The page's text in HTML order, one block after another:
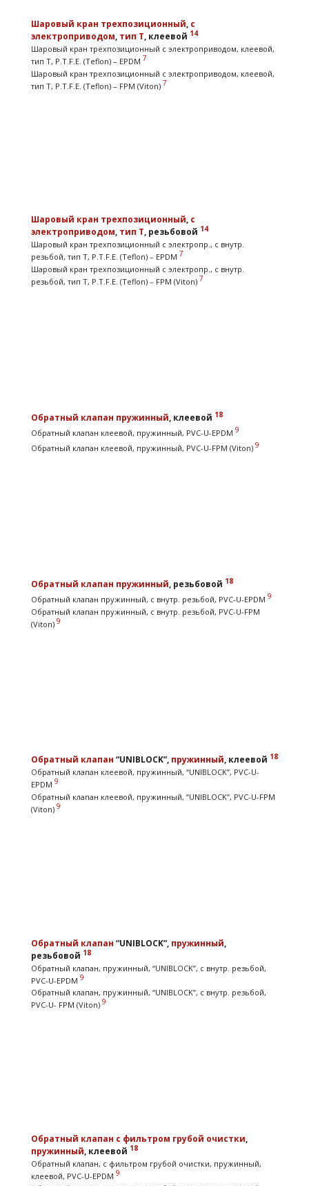
Шаровый кран трехпозиционный, с
электроприводом, тип T, клеевой 14
Шаровый кран трехпозиционный с электроприводом, клеевой,
тип T, P.T.F.E. (Teflon) – EPDM 7
Шаровый кран трехпозиционный с электроприводом, клеевой,
тип T, P.T.F.E. (Teflon) – FPM (Viton) 7
Шаровый кран трехпозиционный, с
электроприводом, тип T, резьбовой 14
Шаровый кран трехпозиционный с электропр., с внутр.
резьбой, тип T, P.T.F.E. (Teflon) – EPDM 7
Шаровый кран трехпозиционный с электропр., с внутр.
резьбой, тип T, P.T.F.E. (Teflon) – FPM (Viton) 7
Обратный клапан пружинный, клеевой 18
Обратный клапан клеевой, пружинный, PVC-U-EPDM 9
Обратный клапан клеевой, пружинный, PVC-U-FPM (Viton) 9
Обратный клапан пружинный, резьбовой 18
Обратный клапан пружинный, с внутр. резьбой, PVC-U-EPDM 9
Обратный клапан пружинный, с внутр. резьбой, PVC-U-FPM
(Viton) 9
Обратный клапан “UNIBLOCK”, пружинный, клеевой 18
Обратный клапан клеевой, пружинный, “UNIBLOCK”, PVC-U-
EPDM 9
Обратный клапан клеевой, пружинный, “UNIBLOCK”, PVC-U-FPM
(Viton) 9
Обратный клапан “UNIBLOCK”, пружинный,
резьбовой 18
Обратный клапан, пружинный, “UNIBLOCK”, с внутр. резьбой,
PVC-U-EPDM 9
Обратный клапан, пружинный, “UNIBLOCK”, с внутр. резьбой,
PVC-U- FPM (Viton) 9
Обратный клапан с фильтром грубой очистки,
пружинный, клеевой 18
Обратный клапан, с фильтром грубой очистки, пружинный,
клеевой, PVC-U-EPDM 9